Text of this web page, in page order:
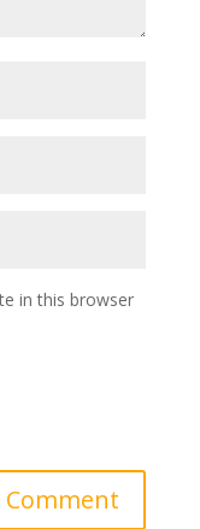
in this browser